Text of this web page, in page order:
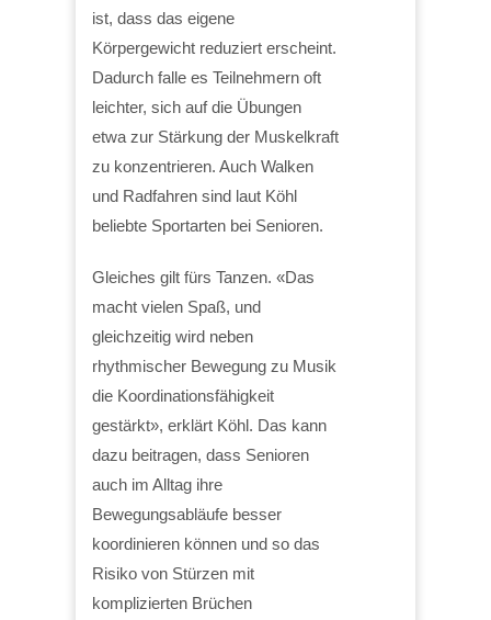
ist, dass das eigene
Körpergewicht reduziert erscheint.
Dadurch falle es Teilnehmern oft
leichter, sich auf die Übungen
etwa zur Stärkung der Muskelkraft
zu konzentrieren. Auch Walken
und Radfahren sind laut Köhl
beliebte Sportarten bei Senioren.
Gleiches gilt fürs Tanzen. «Das
macht vielen Spaß, und
gleichzeitig wird neben
rhythmischer Bewegung zu Musik
die Koordinationsfähigkeit
gestärkt», erklärt Köhl. Das kann
dazu beitragen, dass Senioren
auch im Alltag ihre
Bewegungsabläufe besser
koordinieren können und so das
Risiko von Stürzen mit
komplizierten Brüchen